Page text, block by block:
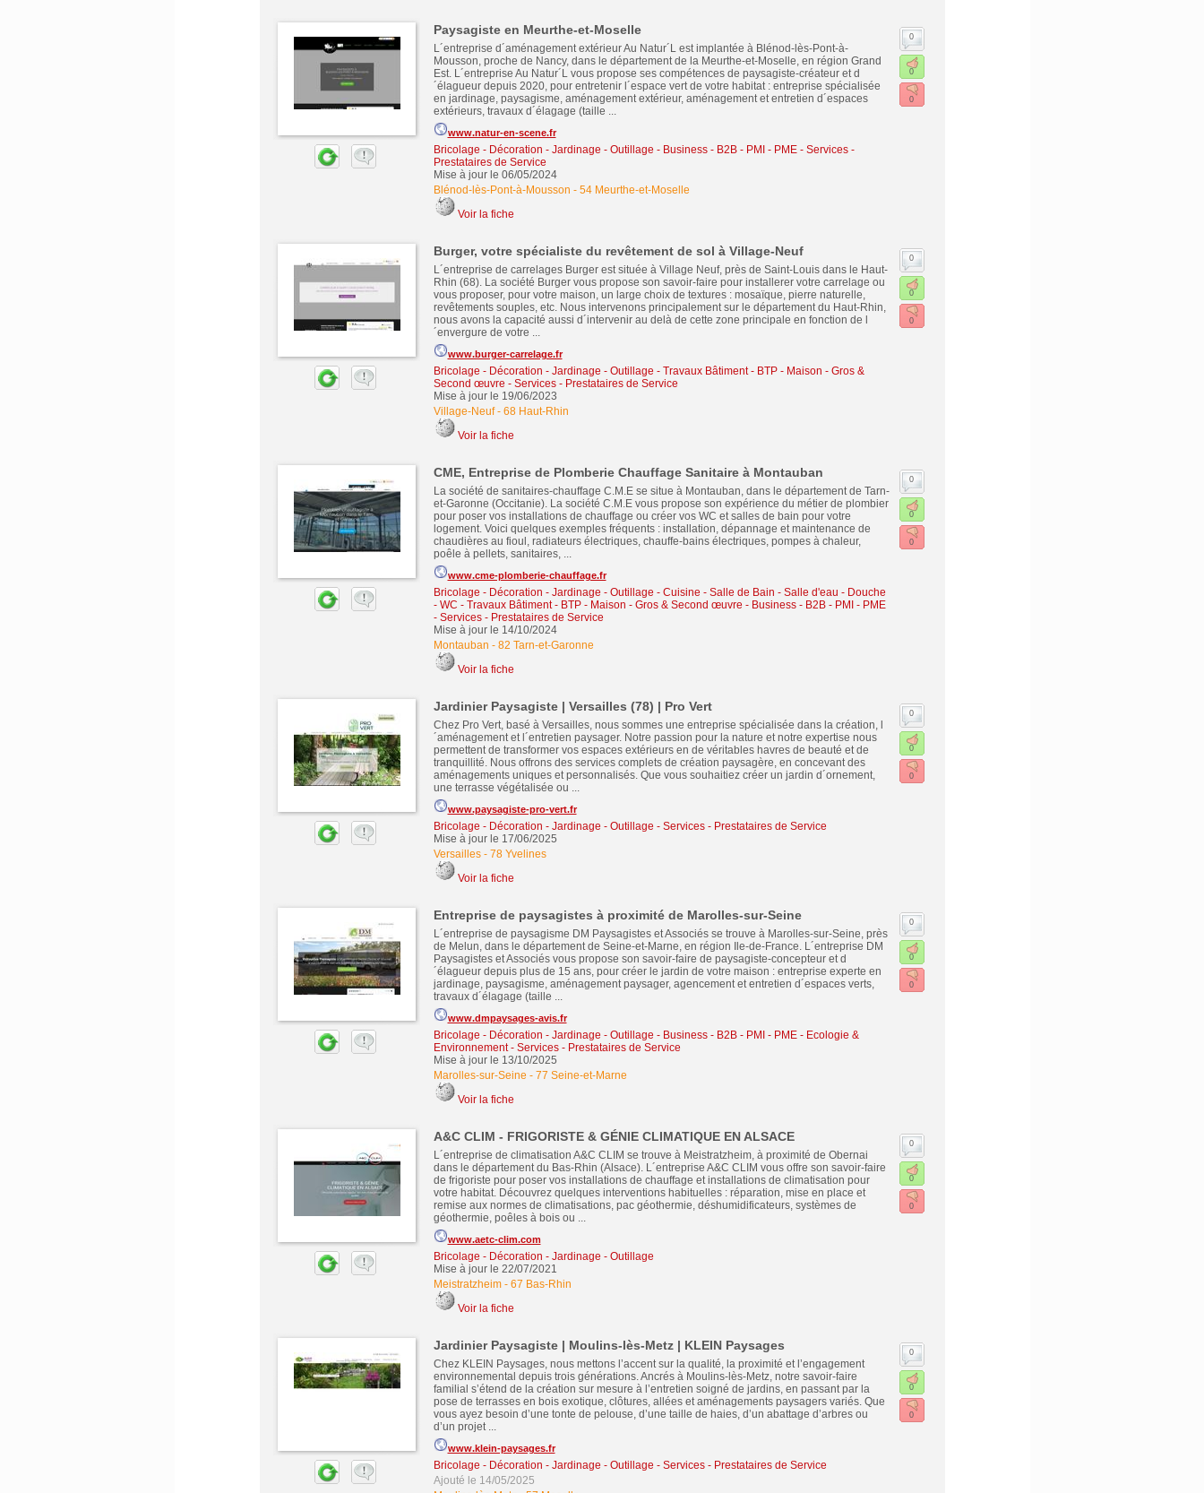
Paysagiste en Meurthe-et-Moselle
L´entreprise d´aménagement extérieur Au Natur´L est implantée à Blénod-lès-Pont-à-
Mousson, proche de Nancy, dans le département de la Meurthe-et-Moselle, en région Grand
Est. L´entreprise Au Natur´L vous propose ses compétences de paysagiste-créateur et d
´élagueur depuis 2020, pour entretenir l´espace vert de votre habitat : entreprise spécialisée
en jardinage, paysagisme, aménagement extérieur, aménagement et entretien d´espaces
extérieurs, travaux d´élagage (taille ...
www.natur-en-scene.fr
Bricolage - Décoration - Jardinage - Outillage - Business - B2B - PMI - PME- Services -
Prestataires de Service
Mise à jour le 06/05/2024
Blénod-lès-Pont-à-Mousson - 54 Meurthe-et-Moselle
Voir la fiche
0
0
0
Burger, votre spécialiste du revêtement de sol à Village-Neuf
L´entreprise de carrelages Burger est située à Village Neuf, près de Saint-Louis dans le Haut-
Rhin (68). La société Burger vous propose son savoir-faire pour installerer votre carrelage ou
vous proposer, pour votre maison, un large choix de textures : mosaïque, pierre naturelle,
revêtements souples, etc. Nous intervenons principalement sur le département du Haut-Rhin,
nous avons la capacité aussi d´intervenir au delà de cette zone principale en fonction de l
´envergure de votre ...
www.burger-carrelage.fr
Bricolage - Décoration - Jardinage - Outillage - Travaux Bâtiment - BTP - Maison - Gros &
Second œuvre - Services - Prestataires de Service
Mise à jour le 19/06/2023
Village-Neuf- 68 Haut-Rhin
Voir la fiche
0
0
0
CME, Entreprise de Plomberie Chauffage Sanitaire à Montauban
La société de sanitaires-chauffage C.M.E se situe à Montauban, dans le département de Tarn-
et-Garonne (Occitanie). La société C.M.E vous propose son expérience du métier de plombier
pour poser vos installations de chauffage ou créer vos WC et salles de bain pour votre
logement. Voici quelques exemples fréquents : installation, dépannage et maintenance de
chaudières au fioul, radiateurs électriques, chauffe-bains électriques, pompes à chaleur,
poêle à pellets, sanitaires, ...
www.cme-plomberie-chauffage.fr
Bricolage - Décoration - Jardinage - Outillage - Cuisine - Salle de Bain - Salle d'eau - Douche
- WC - Travaux Bâtiment - BTP - Maison - Gros & Second œuvre - Business - B2B - PMI - PME
- Services - Prestataires de Service
Mise à jour le 14/10/2024
Montauban - 82 Tarn-et-Garonne
Voir la fiche
0
0
0
Jardinier Paysagiste | Versailles (78) | Pro Vert
Chez Pro Vert, basé à Versailles, nous sommes une entreprise spécialisée dans la création, l
´aménagement et l´entretien paysager. Notre passion pour la nature et notre expertise nous
permettent de transformer vos espaces extérieurs en de véritables havres de beauté et de
tranquillité. Nous offrons des services complets de création paysagère, en concevant des
aménagements uniques et personnalisés. Que vous souhaitiez créer un jardin d´ornement,
une terrasse végétalisée ou ...
www.paysagiste-pro-vert.fr
Bricolage - Décoration - Jardinage - Outillage - Services - Prestataires de Service
Mise à jour le 17/06/2025
Versailles- 78 Yvelines
Voir la fiche
0
0
0
Entreprise de paysagistes à proximité de Marolles-sur-Seine
L´entreprise de paysagisme DM Paysagistes et Associés se trouve à Marolles-sur-Seine, près
de Melun, dans le département de Seine-et-Marne, en région Ile-de-France. L´entreprise DM
Paysagistes et Associés vous propose son savoir-faire de paysagiste-concepteur et d
´élagueur depuis plus de 15 ans, pour créer le jardin de votre maison : entreprise experte en
jardinage, paysagisme, aménagement paysager, agencement et entretien d´espaces verts,
travaux d´élagage (taille ...
www.dmpaysages-avis.fr
Bricolage - Décoration - Jardinage - Outillage - Business - B2B - PMI - PME- Ecologie &
Environnement- Services - Prestataires de Service
Mise à jour le 13/10/2025
Marolles-sur-Seine - 77 Seine-et-Marne
Voir la fiche
0
0
0
A&C CLIM - FRIGORISTE & GÉNIE CLIMATIQUE EN ALSACE
L´entreprise de climatisation A&C CLIM se trouve à Meistratzheim, à proximité de Obernai
dans le département du Bas-Rhin (Alsace). L´entreprise A&C CLIM vous offre son savoir-faire
de frigoriste pour poser vos installations de chauffage et installations de climatisation pour
votre habitat. Découvrez quelques interventions habituelles : réparation, mise en place et
remise aux normes de climatisations, pac géothermie, déshumidificateurs, systèmes de
géothermie, poêles à bois ou ...
www.aetc-clim.com
Bricolage - Décoration - Jardinage - Outillage
Mise à jour le 22/07/2021
Meistratzheim- 67 Bas-Rhin
Voir la fiche
0
0
0
Jardinier Paysagiste | Moulins-lès-Metz | KLEIN Paysages
Chez KLEIN Paysages, nous mettons l’accent sur la qualité, la proximité et l’engagement
environnemental depuis trois générations. Ancrés à Moulins-lès-Metz, notre savoir-faire
familial s’étend de la création sur mesure à l’entretien soigné de jardins, en passant par la
pose de terrasses en bois exotique, clôtures, allées et aménagements paysagers variés. Que
vous ayez besoin d’une tonte de pelouse, d’une taille de haies, d’un abattage d’arbres ou
d’un projet ...
www.klein-paysages.fr
Bricolage - Décoration - Jardinage - Outillage - Services - Prestataires de Service
Ajouté le 14/05/2025
0
0
0